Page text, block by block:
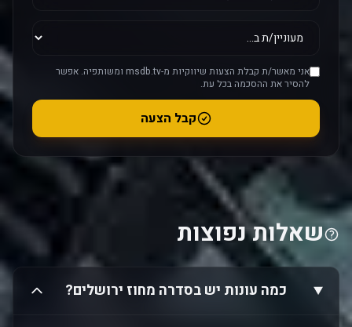
אני מאשר/ת קבלת הצעות שיווקיות מ-msdb.tv ומשותפיה. אפשר
להסיר את ההסכמה בכל עת.
קבל הצעה
שאלות נפוצות
כמה עונות יש בסדרה מחוז ירושלים?